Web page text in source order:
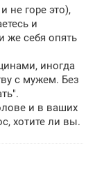
не горе это),
и
же себя опять
иногда
с мужем. Без
и в ваших
хотите ли вы.